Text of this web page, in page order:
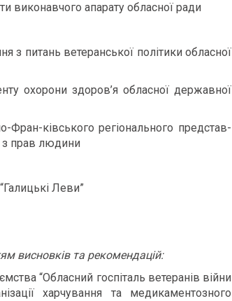
виконавчого апарату обласної ради
з питань ветеранської політики обласної
охорони здоров’я обласної державної
Фран-ківського регіонального представ-
з прав людини
Леви”
висновків та рекомендацій:
“Обласний госпіталь ветеранів війни
харчування та медикаментозного